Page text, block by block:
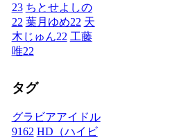
23 ちとせよしの
22 葉月ゆめ22 天
木じゅん22 工藤
唯22
タグ
グラビアアイドル
9162 HD（ハイビ